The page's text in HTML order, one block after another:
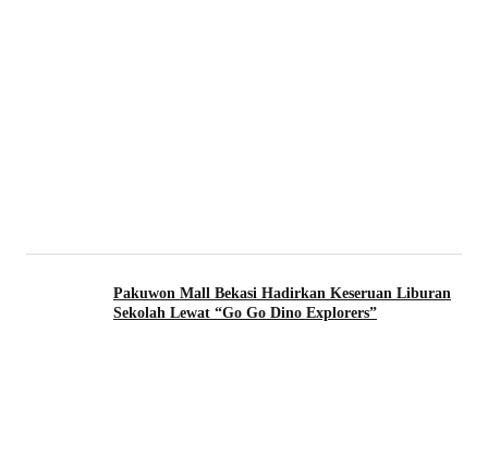
Pakuwon Mall Bekasi Hadirkan Keseruan Liburan
Sekolah Lewat “Go Go Dino Explorers”